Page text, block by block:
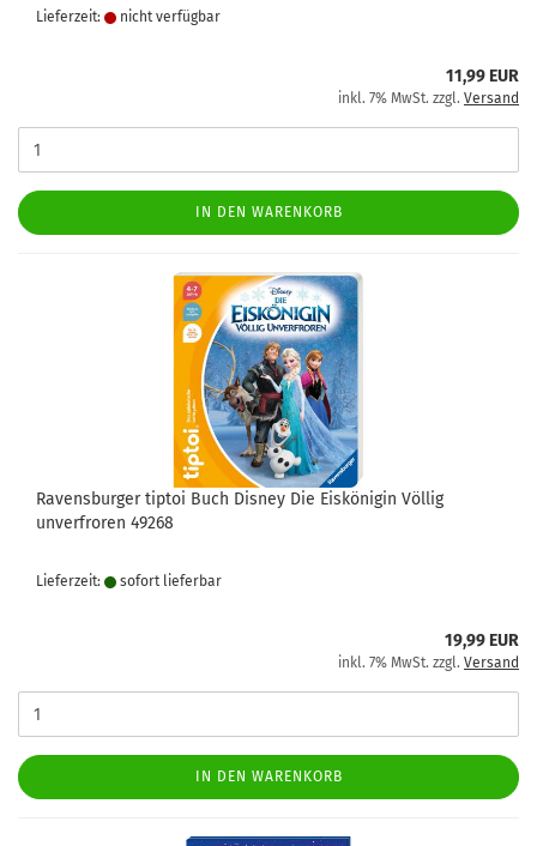
Lieferzeit: nicht verfügbar
11,99 EUR
inkl. 7% MwSt. zzgl. Versand
IN DEN WARENKORB
Ravensburger tiptoi Buch Disney Die Eiskönigin Völlig
unverfroren 49268
Lieferzeit: sofort lie­fer­bar
19,99 EUR
inkl. 7% MwSt. zzgl. Versand
IN DEN WARENKORB